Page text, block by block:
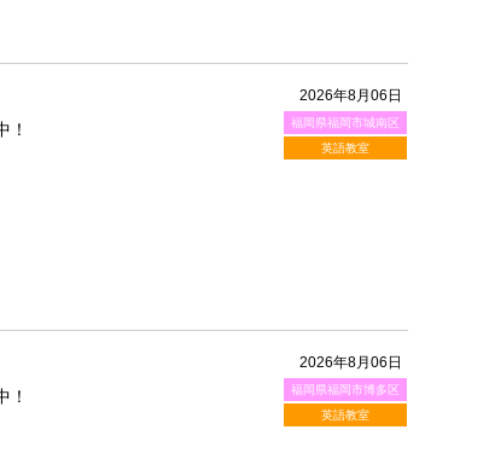
2026年8月06日
福岡県福岡市城南区
英語教室
！
2026年8月06日
福岡県福岡市博多区
英語教室
！